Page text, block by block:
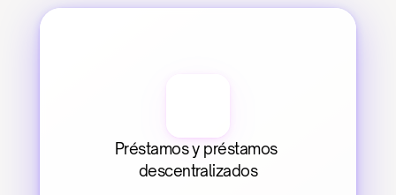
Préstamos y préstamos
descentralizados